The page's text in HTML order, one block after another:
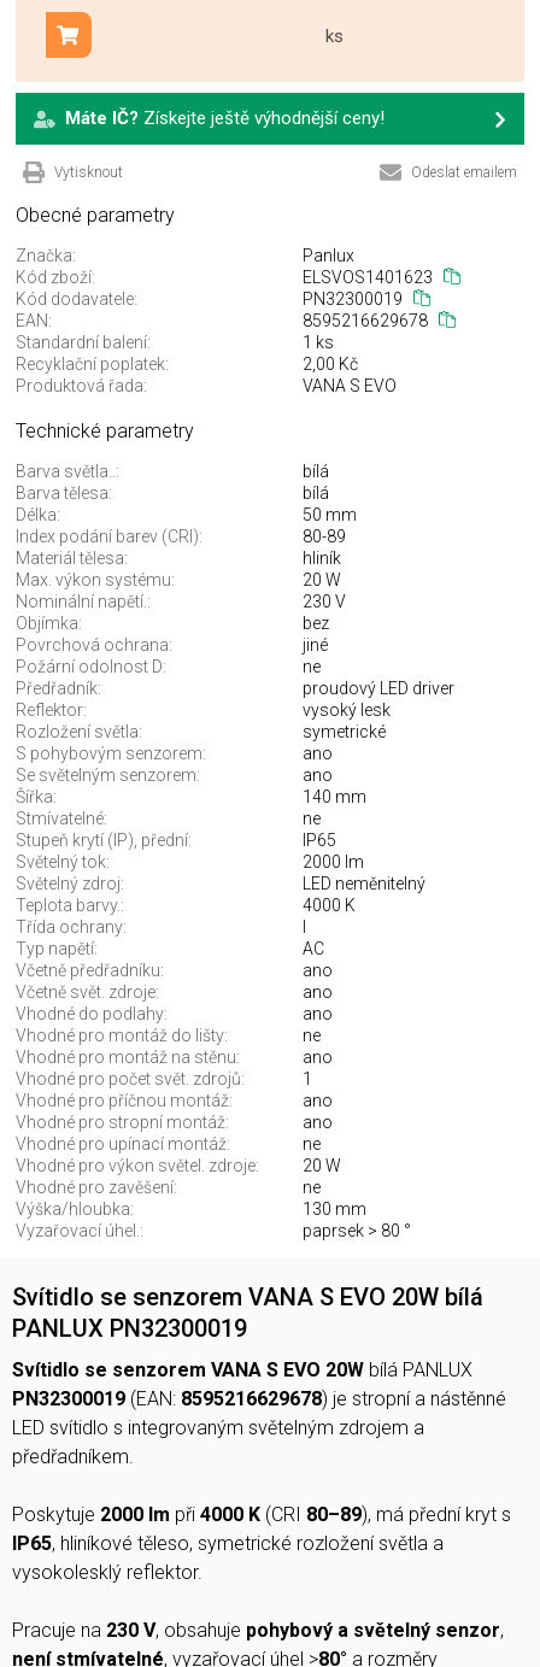
ks
Přidat do košíku
Máte IČ? Získejte ještě výhodnější ceny!
Vytisknout Odeslat emailem
Obecné parametry
Značka:
Panlux
Kód zboží:
ELSVOS1401623
Kód dodavatele:
PN32300019
EAN:
8595216629678
Standardní balení:
1 ks
Recyklační poplatek:
2,00 Kč
Produktová řada:
VANA S EVO
Technické parametry
Barva světla..:
bílá
Barva tělesa:
bílá
Délka:
50 mm
Index podání barev (CRI):
80-89
Materiál tělesa:
hliník
Max. výkon systému:
20 W
Nominální napětí.:
230 V
Objímka:
bez
Povrchová ochrana:
jiné
Požární odolnost D:
ne
Předřadník:
proudový LED driver
Reflektor:
vysoký lesk
Rozložení světla:
symetrické
S pohybovým senzorem:
ano
Se světelným senzorem:
ano
Šířka:
140 mm
Stmívatelné:
ne
Stupeň krytí (IP), přední:
IP65
Světelný tok:
2000 lm
Světelný zdroj:
LED neměnitelný
Teplota barvy.:
4000 K
Třída ochrany:
Typ napětí:
AC
Včetně předřadníku:
ano
Včetně svět. zdroje:
ano
Vhodné do podlahy:
ano
Vhodné pro montáž do lišty:
ne
Vhodné pro montáž na stěnu:
ano
Vhodné pro počet svět. zdrojů:
1
Vhodné pro příčnou montáž:
ano
Vhodné pro stropní montáž:
ano
Vhodné pro upínací montáž:
ne
Vhodné pro výkon světel. zdroje:
20 W
Vhodné pro zavěšení:
ne
Výška/hloubka:
130 mm
Vyzařovací úhel.:
paprsek > 80 °
Svítidlo se senzorem VANA S EVO 20W bílá
PANLUX PN32300019
Svítidlo se senzorem VANA S EVO 20W bílá PANLUX
PN32300019 (EAN: 8595216629678) je stropní a nástěnné
LED svítidlo s integrovaným světelným zdrojem a
předřadníkem.
Poskytuje 2000 lm při 4000 K (CRI 80–89), má přední kryt s
IP65, hliníkové těleso, symetrické rozložení světla a
vysokolesklý reflektor.
Pracuje na 230 V, obsahuje pohybový a světelný senzor,
není stmívatelné, vyzařovací úhel >80° a rozměry